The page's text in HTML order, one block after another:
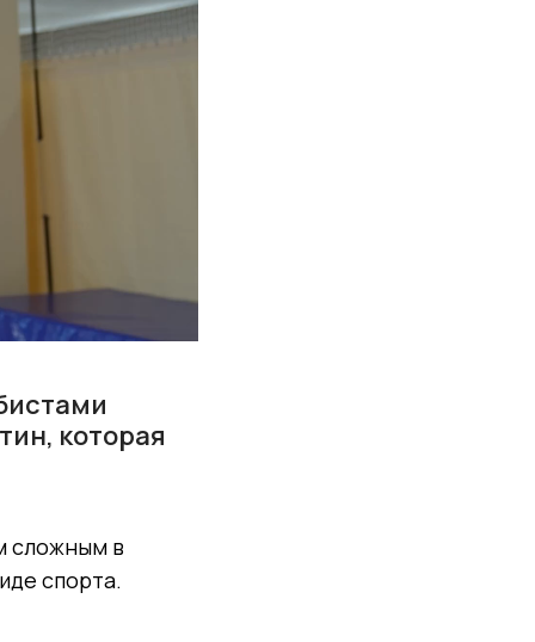
которая
сложным в
спорта.